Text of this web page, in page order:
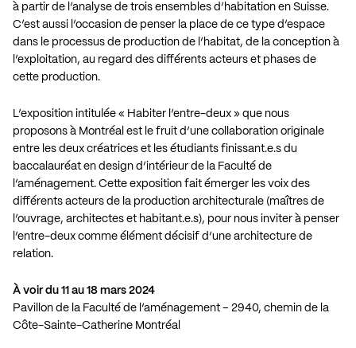
à partir de l’analyse de trois ensembles d’habitation en Suisse.
C’est aussi l’occasion de penser la place de ce type d’espace
dans le processus de production de l’habitat, de la conception à
l’exploitation, au regard des différents acteurs et phases de
cette production.
L’exposition intitulée « Habiter l’entre-deux » que nous
proposons à Montréal est le fruit d’une collaboration originale
entre les deux créatrices et les étudiants finissant.e.s du
baccalauréat en design d’intérieur de la Faculté de
l’aménagement. Cette exposition fait émerger les voix des
différents acteurs de la production architecturale (maîtres de
l’ouvrage, architectes et habitant.e.s), pour nous inviter à penser
l’entre-deux comme élément décisif d’une architecture de
relation.
À voir du 11 au 18 mars 2024
Pavillon de la Faculté de l’aménagement – 2940, chemin de la
Côte-Sainte-Catherine Montréal